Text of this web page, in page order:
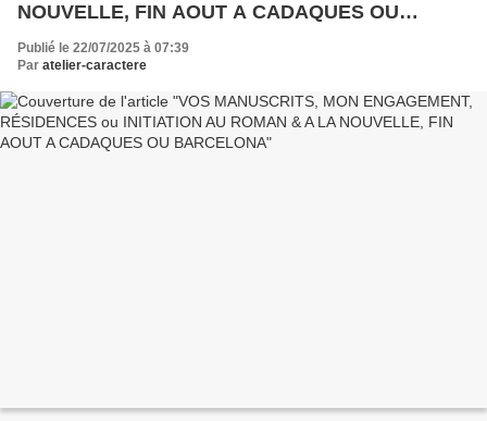
NOUVELLE, FIN AOUT A CADAQUES OU
BARCELONA
Publié le 22/07/2025 à 07:39
Par atelier-caractere